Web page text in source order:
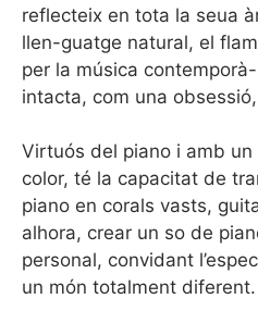
reflecteix en tota la seua
llen-guatge natural, el
per la música
intacta, com una
Virtuós del piano i amb
color, té la capacitat de
piano en corals vasts,
alhora, crear un so de
personal, convidant
un món totalment diferent.